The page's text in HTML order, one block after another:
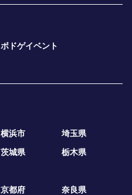
ボドゲイベント
横浜市
埼玉県
茨城県 栃木県
京都府
奈良県